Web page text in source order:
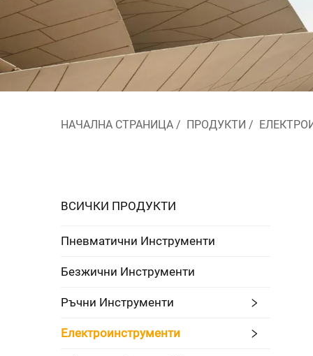
НАЧАЛНА СТРАНИЦА / ПРОДУКТИ /
ВСИЧКИ ПРОДУКТИ
Пневматични Инструменти
Безжични Инструменти
Ръчни Инструменти
Електроинструменти